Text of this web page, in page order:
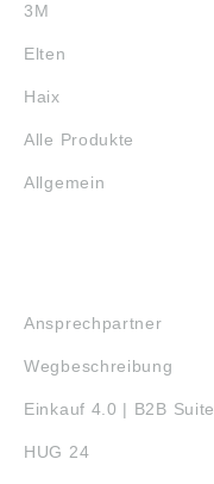
3M
Elten
Haix
Alle Produkte
Allgemein
Ansprechpartner
Wegbeschreibung
Einkauf 4.0 | B2B Suite
HUG 24